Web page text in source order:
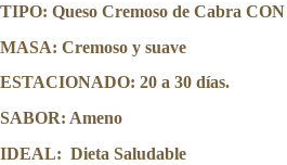
TIPO: Queso Cremoso de Cabra
MASA: Cremoso y suave
ESTACIONADO: 20 a 30 días.
SABOR: Ameno
IDEAL: Dieta Saludable